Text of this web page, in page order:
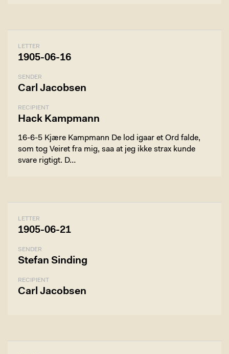
LETTER
1905-06-16
SENDER
Carl Jacobsen
RECIPIENT
Hack Kampmann
16-6-5 Kjære Kampmann De lod igaar et Ord falde,
som tog Veiret fra mig, saa at jeg ikke strax kunde
svare rigtigt. D…
LETTER
1905-06-21
SENDER
Stefan Sinding
RECIPIENT
Carl Jacobsen